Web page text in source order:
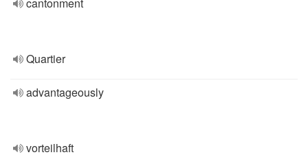
Quartier
advantageously
vorteilhaft